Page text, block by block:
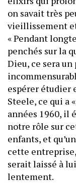
on savait très
vieillissement
« Pendant
penchés sur la
Dieu, ce sera un
espérer étudier
Steele, ce qui a
années 1960, il
notre rôle sur
enfants, et
cette
serait laissé à
lentement.